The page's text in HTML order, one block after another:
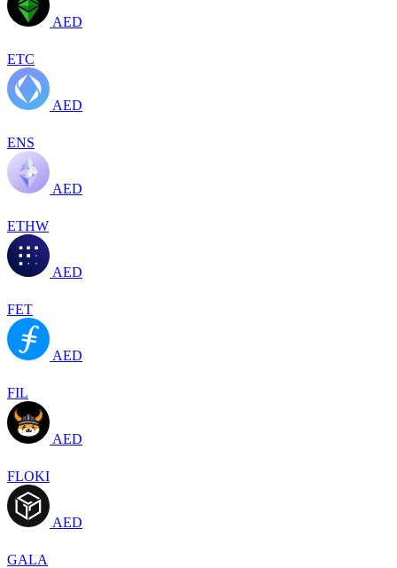
AED
ETC
AED
ENS
AED
ETHW
AED
FET
AED
FIL
AED
FLOKI
AED
GALA